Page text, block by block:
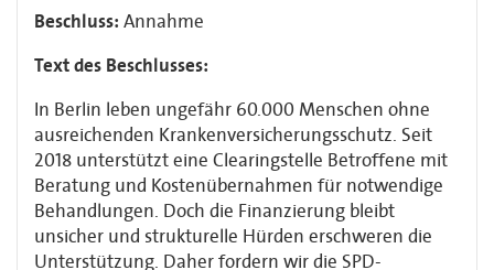
Beschluss: Annahme
Text des Beschlusses:
In Berlin leben ungefähr 60.000 Menschen ohne
ausreichenden Krankenversicherungsschutz. Seit
2018 unterstützt eine Clearingstelle Betroffene mit
Beratung und Kostenübernahmen für notwendige
Behandlungen. Doch die Finanzierung bleibt
unsicher und strukturelle Hürden erschweren die
Unterstützung. Daher fordern wir die SPD-